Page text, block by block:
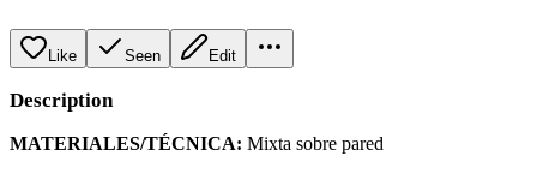
Like Seen Edit
Description
MATERIALES/TÉCNICA: Mixta sobre pared